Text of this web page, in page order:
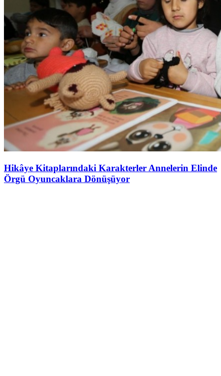
Hikâye Kitaplarındaki Karakterler Annelerin Elinde
Örgü Oyuncaklara Dönüşüyor